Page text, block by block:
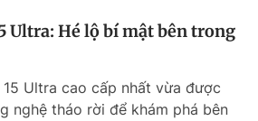
Ultra: Hé lộ bí mật bên trong
Ultra cao cấp nhất vừa được
nghệ tháo rời để khám phá bên